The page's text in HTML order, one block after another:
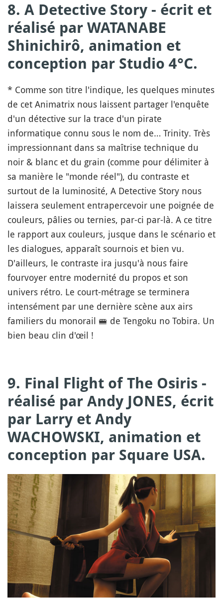
8. A Detective Story - écrit et
réalisé par WATANABE
Shinichirô, animation et
conception par Studio 4°C.
* Comme son titre l'indique, les quelques minutes
de cet Animatrix nous laissent partager l'enquête
d'un détective sur la trace d'un pirate
informatique connu sous le nom de… Trinity. Très
impressionnant dans sa maîtrise technique du
noir & blanc et du grain (comme pour délimiter à
sa manière le "monde réel"), du contraste et
surtout de la luminosité, A Detective Story nous
laissera seulement entrapercevoir une poignée de
couleurs, pâlies ou ternies, par-ci par-là. A ce titre
le rapport aux couleurs, jusque dans le scénario et
les dialogues, apparaît sournois et bien vu.
D'ailleurs, le contraste ira jusqu'à nous faire
fourvoyer entre modernité du propos et son
univers rétro. Le court-métrage se terminera
intensément par une dernière scène aux airs
familiers du monorail 🚝 de Tengoku no Tobira. Un
bien beau clin d'œil !
9. Final Flight of The Osiris -
réalisé par Andy JONES, écrit
par Larry et Andy
WACHOWSKI, animation et
conception par Square USA.